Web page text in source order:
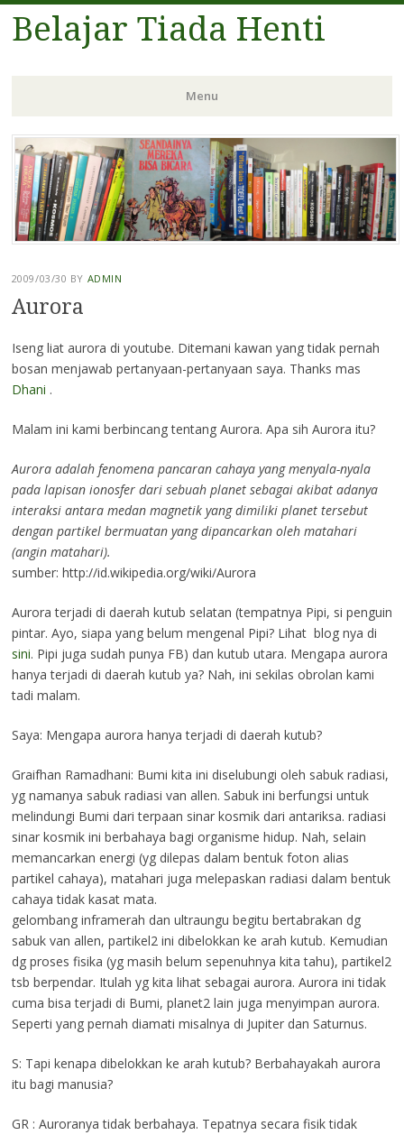
Belajar Tiada Henti
Menu
Skip
to
content
2009/03/30 BY ADMIN
Aurora
Iseng liat aurora di youtube. Ditemani kawan yang tidak pernah
bosan menjawab pertanyaan-pertanyaan saya. Thanks mas
Dhani .
Malam ini kami berbincang tentang Aurora. Apa sih Aurora itu?
Aurora adalah fenomena pancaran cahaya yang menyala-nyala
pada lapisan ionosfer dari sebuah planet sebagai akibat adanya
interaksi antara medan magnetik yang dimiliki planet tersebut
dengan partikel bermuatan yang dipancarkan oleh matahari
(angin matahari).
sumber: http://id.wikipedia.org/wiki/Aurora
Aurora terjadi di daerah kutub selatan (tempatnya Pipi, si penguin
pintar. Ayo, siapa yang belum mengenal Pipi? Lihat blog nya di
sini. Pipi juga sudah punya FB) dan kutub utara. Mengapa aurora
hanya terjadi di daerah kutub ya? Nah, ini sekilas obrolan kami
tadi malam.
Saya: Mengapa aurora hanya terjadi di daerah kutub?
Graifhan Ramadhani: Bumi kita ini diselubungi oleh sabuk radiasi,
yg namanya sabuk radiasi van allen. Sabuk ini berfungsi untuk
melindungi Bumi dari terpaan sinar kosmik dari antariksa. radiasi
sinar kosmik ini berbahaya bagi organisme hidup. Nah, selain
memancarkan energi (yg dilepas dalam bentuk foton alias
partikel cahaya), matahari juga melepaskan radiasi dalam bentuk
cahaya tidak kasat mata.
gelombang inframerah dan ultraungu begitu bertabrakan dg
sabuk van allen, partikel2 ini dibelokkan ke arah kutub. Kemudian
dg proses fisika (yg masih belum sepenuhnya kita tahu), partikel2
tsb berpendar. Itulah yg kita lihat sebagai aurora. Aurora ini tidak
cuma bisa terjadi di Bumi, planet2 lain juga menyimpan aurora.
Seperti yang pernah diamati misalnya di Jupiter dan Saturnus.
S: Tapi kenapa dibelokkan ke arah kutub? Berbahayakah aurora
itu bagi manusia?
GR : Auroranya tidak berbahaya. Tepatnya secara fisik tidak